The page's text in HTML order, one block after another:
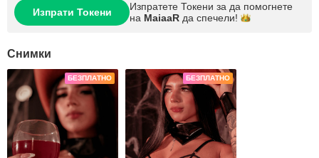
Изпрати Токени
Изпратете Токени за да помогнете
на MaiaaR да спечели!
Снимки
БЕЗПЛАТНО БЕЗПЛАТНО